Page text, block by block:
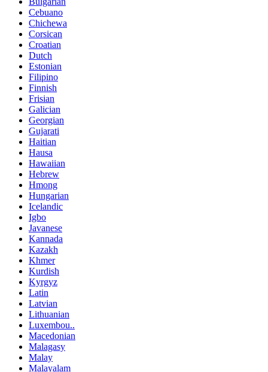
Cebuano
Chichewa
Corsican
Croatian
Dutch
Estonian
Filipino
Finnish
Frisian
Galician
Georgian
Gujarati
Haitian
Hausa
Hawaiian
Hebrew
Hmong
Hungarian
Icelandic
Igbo
Javanese
Kannada
Kazakh
Khmer
Kurdish
Kyrgyz
Latin
Latvian
Lithuanian
Luxembou..
Macedonian
Malagasy
Malay
Malayalam